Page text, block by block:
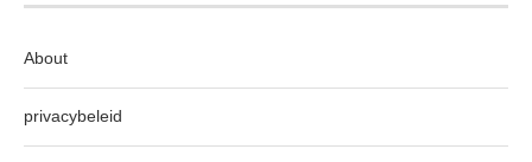
About
privacybeleid